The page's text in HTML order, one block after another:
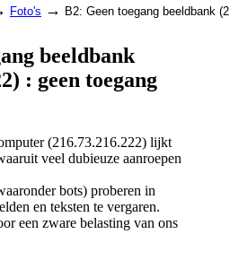
Foto's → B2: Geen toegang beeldbank
beeldbank
: geen toegang
(216.73.216.222) lijkt
veel dubieuze aanroepen
bots) proberen in
en teksten te vergaren.
een zware belasting van ons